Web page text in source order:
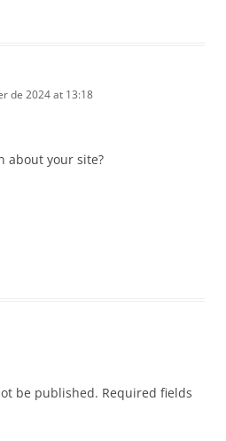
de 2024 at 13:18
about your site?
be published. Required fields